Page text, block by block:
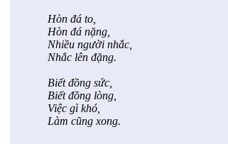
Hòn đá to,
Hòn đá nặng,
Nhiều người nhắc,
Nhắc lên đặng.
Biết đồng sức,
Biết đồng lòng,
Việc gì khó,
Làm cũng xong.